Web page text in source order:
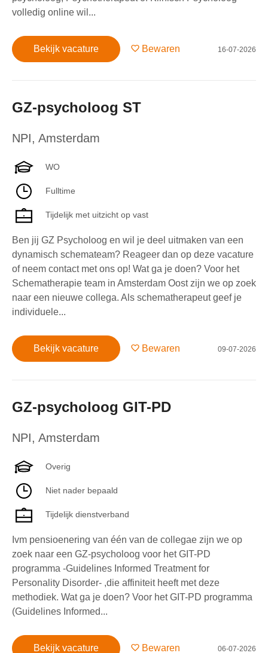
volledig online wil...
Bekijk vacature Bewaren 16-07-2026
GZ-psycholoog ST
NPI, Amsterdam
WO
Fulltime
Tijdelijk met uitzicht op vast
Ben jij GZ Psycholoog en wil je deel uitmaken van een
dynamisch schemateam? Reageer dan op deze vacature
of neem contact met ons op! Wat ga je doen? Voor het
Schematherapie team in Amsterdam Oost zijn we op zoek
naar een nieuwe collega. Als schematherapeut geef je
individuele...
Bekijk vacature Bewaren 09-07-2026
GZ-psycholoog GIT-PD
NPI, Amsterdam
Overig
Niet nader bepaald
Tijdelijk dienstverband
Ivm pensioenering van één van de collegae zijn we op
zoek naar een GZ-psycholoog voor het GIT-PD
programma -Guidelines Informed Treatment for
Personality Disorder- ,die affiniteit heeft met deze
methodiek. Wat ga je doen? Voor het GIT-PD programma
(Guidelines Informed...
Bekijk vacature Bewaren 06-07-2026